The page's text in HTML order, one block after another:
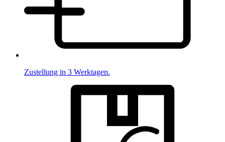
Zustellung in 3 Werktagen.